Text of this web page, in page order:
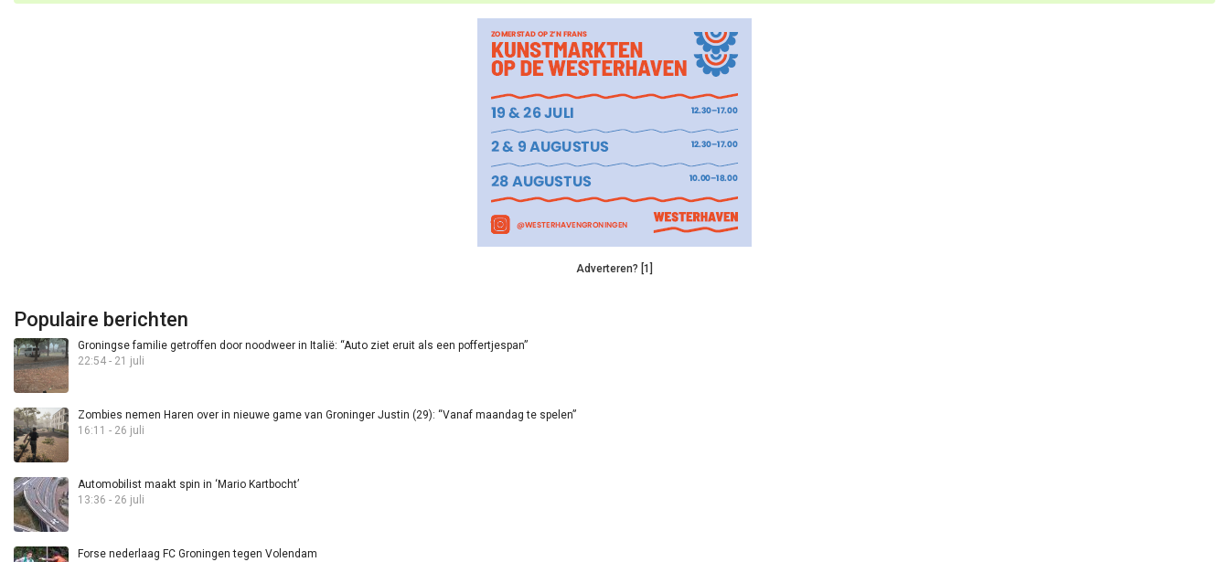
Adverteren? [1]
Populaire berichten
Groningse familie getroffen door noodweer in Italië: “Auto ziet eruit als een poffertjespan”
22:54 - 21 juli
Zombies nemen Haren over in nieuwe game van Groninger Justin (29): “Vanaf maandag te spelen”
16:11 - 26 juli
Automobilist maakt spin in ‘Mario Kartbocht’
13:36 - 26 juli
Forse nederlaag FC Groningen tegen Volendam